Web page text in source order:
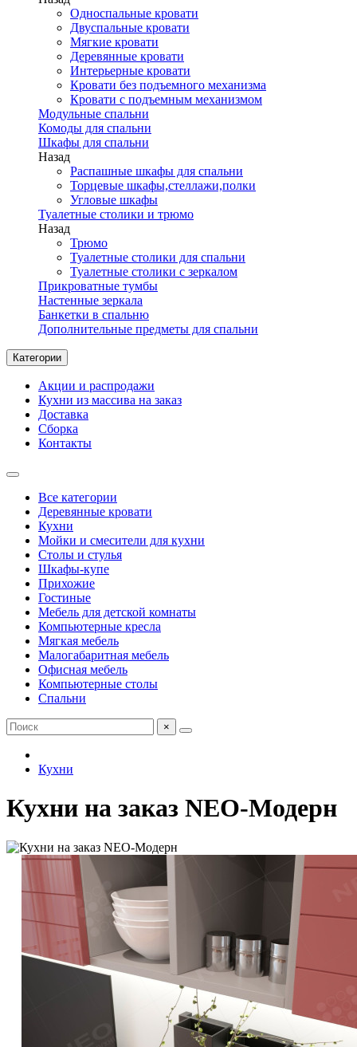
Односпальные кровати
Двуспальные кровати
Мягкие кровати
Деревянные кровати
Интерьерные кровати
Кровати без подъемного механизма
Кровати с подъемным механизмом
Модульные спальни
Комоды для спальни
Шкафы для спальни
Назад
Распашные шкафы для спальни
Торцевые шкафы,стеллажи,полки
Угловые шкафы
Туалетные столики и трюмо
Назад
Трюмо
Туалетные столики для спальни
Туалетные столики с зеркалом
Прикроватные тумбы
Настенные зеркала
Банкетки в спальню
Дополнительные предметы для спальни
Категории
Акции и распродажи
Кухни из массива на заказ
Доставка
Сборка
Контакты
Все категории
Деревянные кровати
Кухни
Мойки и смесители для кухни
Столы и стулья
Шкафы-купе
Прихожие
Гостиные
Мебель для детской комнаты
Компьютерные кресла
Мягкая мебель
Малогабаритная мебель
Офисная мебель
Компьютерные столы
Спальни
×
Кухни
Кухни на заказ NEO-Модерн